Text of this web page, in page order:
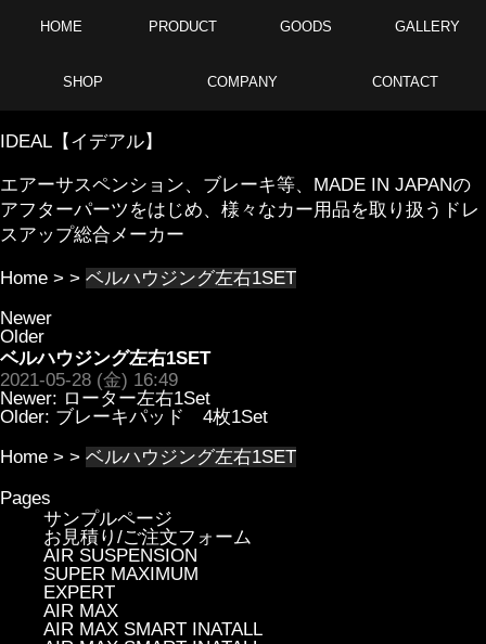
HOME PRODUCT GOODS GALLERY
SHOP COMPANY CONTACT
IDEAL【イデアル】
エアーサスペンション、ブレーキ等、MADE IN JAPANの
アフターパーツをはじめ、様々なカー用品を取り扱うドレ
スアップ総合メーカー
Home > > ベルハウジング左右1SET
Newer
Older
ベルハウジング左右1SET
2021-05-28 (金) 16:49
Newer: ローター左右1Set
Older: ブレーキパッド 4枚1Set
Home > > ベルハウジング左右1SET
Pages
サンプルページ
お見積り/ご注文フォーム
AIR SUSPENSION
SUPER MAXIMUM
EXPERT
AIR MAX
AIR MAX SMART INATALL